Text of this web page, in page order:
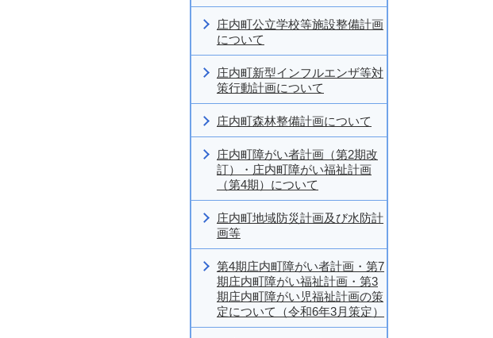
庄内町公立学校等施設整備計画
について
庄内町新型インフルエンザ等対
策行動計画について
庄内町森林整備計画について
庄内町障がい者計画（第2期改
訂）・庄内町障がい福祉計画
（第4期）について
庄内町地域防災計画及び水防計
画等
第4期庄内町障がい者計画・第7
期庄内町障がい福祉計画・第3
期庄内町障がい児福祉計画の策
定について（令和6年3月策定）